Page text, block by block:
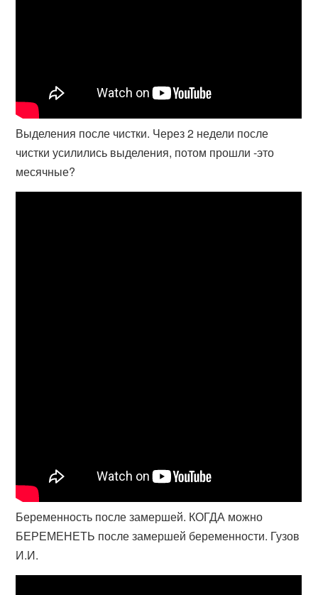
Выделения после чистки. Через 2 недели после
чистки усилились выделения, потом прошли -это
месячные?
Беременность после замершей. КОГДА можно
БЕРЕМЕНЕТЬ после замершей беременности. Гузов
И.И.